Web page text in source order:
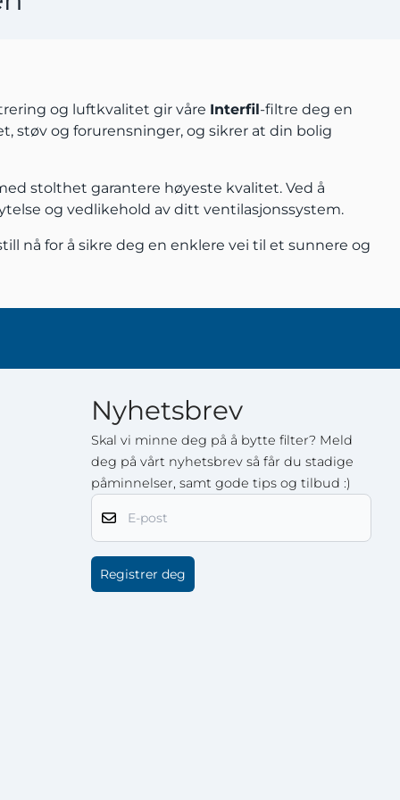
og luftkvalitet gir våre Interfil-filtre deg en
støv og forurensninger, og sikrer at din bolig
stolthet garantere høyeste kvalitet. Ved å
og vedlikehold av ditt ventilasjonssystem.
nå for å sikre deg en enklere vei til et sunnere og
Nyhetsbrev
Skal vi minne deg på å bytte filter? Meld
deg på vårt nyhetsbrev så får du stadige
påminnelser, samt gode tips og tilbud :)
E-post
Registrer deg